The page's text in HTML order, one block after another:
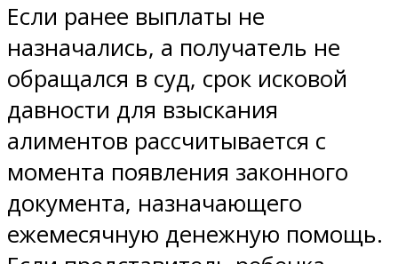
Если ранее выплаты не
назначались, а получатель не
обращался в суд, срок исковой
давности для взыскания
алиментов рассчитывается с
момента появления законного
документа, назначающего
ежемесячную денежную помощь.